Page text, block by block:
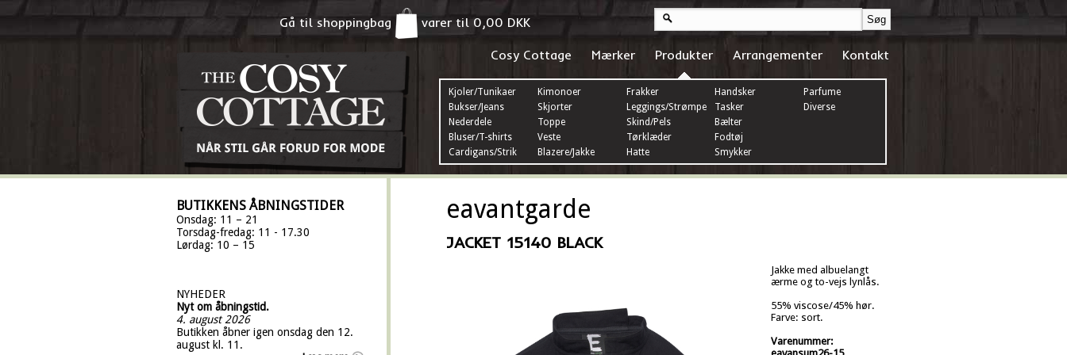
Gå til shoppingbag varer til0,00 DKK
Cosy Cottage Mærker Produkter
Kjoler/Tunikaer
Bukser/Jeans
Nederdele
Bluser/T-shirts
Cardigans/Strik
Kimonoer
Skjorter
Toppe
Veste
Blazere/Jakke
Frakker
Leggings/Strømper
Skind/Pels
Tørklæder
Hatte
Handsker
Tasker
Bælter
Fodtøj
Smykker
Parfume
Diverse
Arrangementer Kontakt
BUTIKKENS ÅBNINGSTIDER
Onsdag: 11 – 21
Torsdag-fredag: 11 - 17.30
Lørdag: 10 – 15
NYHEDER
Nyt om åbningstid.
4. august 2026
Butikken åbner igen onsdag den 12.
august kl. 11.
eavantgarde
JACKET 15140 BLACK
Jakke med albuelangt
ærme og to-vejs lynlås.
55% viscose/45% hør.
Farve: sort.
Varenummer: